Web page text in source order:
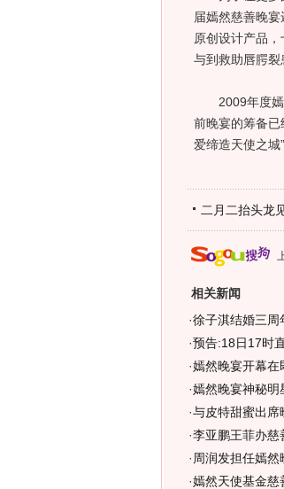
届嫣然慈善晚
原创设计产品
与到救助唇腭裂
2009年度嫣然
前晚宴的筹备已
爱缔造天使之城”
二月二抬头龙
相关新闻
·徐子淇结婚三周
·预告:18日17时
·嫣然晚宴开幕在
·嫣然晚宴神秘明
·与皮特甜蜜出席
·李亚鹏王菲办慈
· 周润发担任嫣
·嫣然天使基金慈